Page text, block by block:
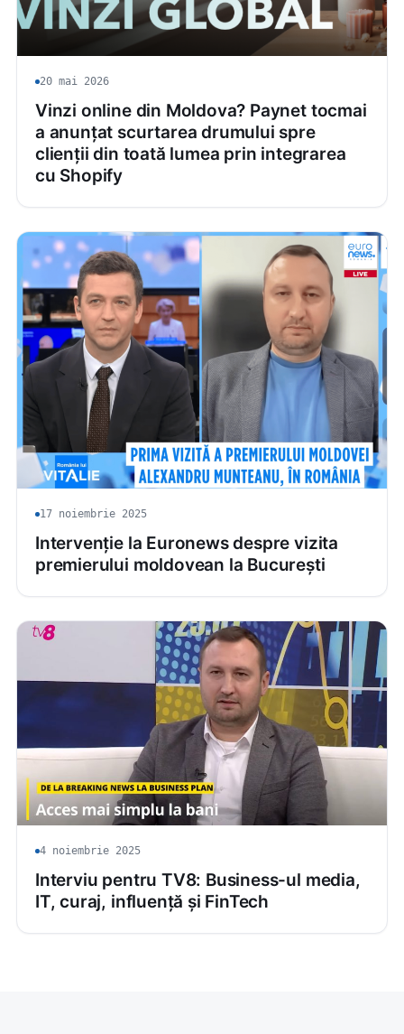
20 mai 2026
Vinzi online din Moldova? Paynet tocmai
a anunțat scurtarea drumului spre
clienții din toată lumea prin integrarea
cu Shopify
17 noiembrie 2025
Intervenție la Euronews despre vizita
premierului moldovean la București
4 noiembrie 2025
Interviu pentru TV8: Business-ul media,
IT, curaj, influență și FinTech